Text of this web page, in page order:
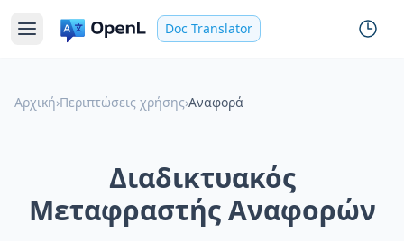
Doc Translator
Αρχική›Περιπτώσεις χρήσης›Αναφορά
Διαδικτυακός
Μεταφραστής Αναφορών